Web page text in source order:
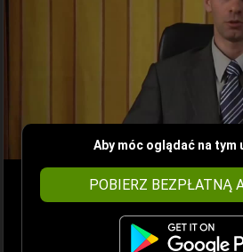
Aby móc oglądać na tym
POBIERZ BEZPŁATNĄ